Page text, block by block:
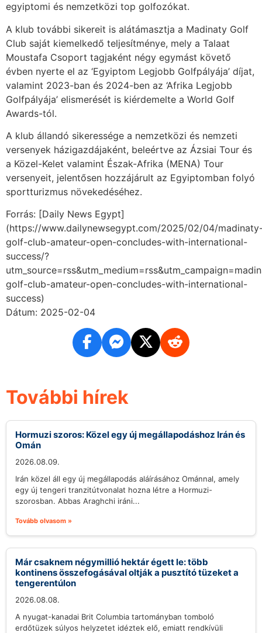
egyiptomi és nemzetközi top golfozókat.
A klub további sikereit is alátámasztja a Madinaty Golf
Club saját kiemelkedő teljesítménye, mely a Talaat
Moustafa Csoport tagjaként négy egymást követő
évben nyerte el az ‘Egyiptom Legjobb Golfpályája’ díjat,
valamint 2023-ban és 2024-ben az ‘Afrika Legjobb
Golfpályája’ elismerését is kiérdemelte a World Golf
Awards-tól.
A klub állandó sikeressége a nemzetközi és nemzeti
versenyek házigazdájaként, beleértve az Ázsiai Tour és
a Közel-Kelet valamint Észak-Afrika (MENA) Tour
versenyeit, jelentősen hozzájárult az Egyiptomban folyó
sportturizmus növekedéséhez.
Forrás: [Daily News Egypt]
(https://www.dailynewsegypt.com/2025/02/04/
golf-club-amateur-open-concludes-with-international-
success/?
golf-club-amateur-open-concludes-with-international-
success)
Dátum: 2025-02-04
További hírek
Hormuzi szoros: Közel egy új megállapodáshoz Irán és
Omán
2026.08.09.
Irán közel áll egy új megállapodás aláírásához Ománnal, amely
egy új tengeri tranzitútvonalat hozna létre a Hormuzi-
szorosban. Abbas Araghchi iráni...
Tovább olvasom »
Már csaknem négymillió hektár égett le: több
kontinens összefogásával oltják a pusztító tüzeket a
tengerentúlon
2026.08.08.
A nyugat-kanadai Brit Columbia tartományban tomboló
erdőtüzek súlyos helyzetet idéztek elő, emiatt rendkívüli